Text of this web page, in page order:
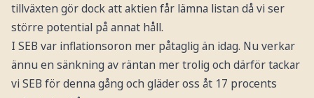
tillväxten gör dock att aktien får lämna listan då vi ser
större potential på annat håll.
I SEB var inflationsoron mer påtaglig än idag. Nu verkar
ännu en sänkning av räntan mer trolig och därför tackar
vi SEB för denna gång och gläder oss åt 17 procents